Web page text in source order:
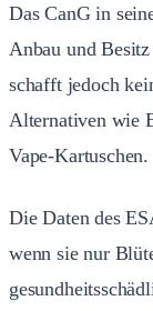
Das CanG in
Anbau und
schafft jedoch
Alternativen wie
Vape-Kartuschen.
Die Daten des
wenn sie nur